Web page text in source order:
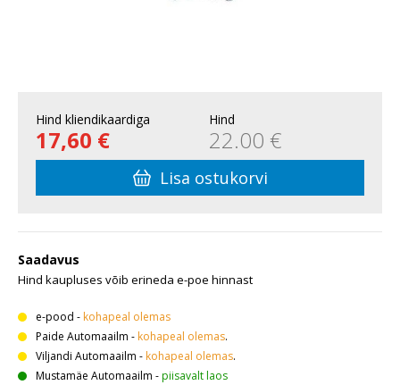
Hind kliendikaardiga
17,60 €
Hind
22.00 €
Lisa ostukorvi
Saadavus
Hind kaupluses võib erineda e-poe hinnast
e-pood - kohapeal olemas
Paide Automaailm - kohapeal olemas.
Viljandi Automaailm - kohapeal olemas.
Mustamäe Automaailm -piisavalt laos